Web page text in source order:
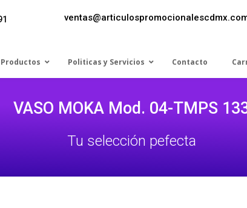
Productos Politicas y Servicios Contacto
VASO MOKA Mod. 04-TMPS
Tu selección pefecta